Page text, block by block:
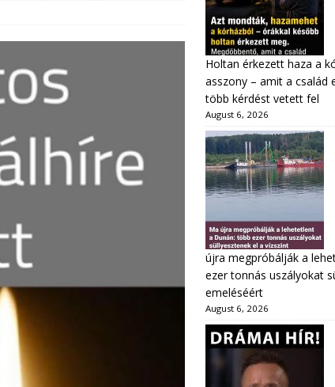
Holtan érkezett haza a
asszony – amit a
több kérdést vetett fel
August 6, 2026
újra megpróbálják a
ezer tonnás uszályokat
emeléséért
August 6, 2026